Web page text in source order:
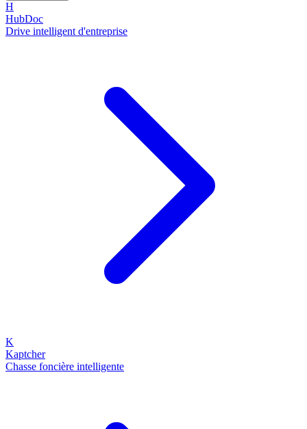
H
HubDoc
Drive intelligent d'entreprise
K
Kaptcher
Chasse foncière intelligente